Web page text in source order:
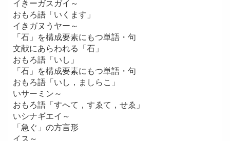
イきーガスガイ～
おもろ語「いくます」
イきガヌうヤー～
「石」を構成要素にもつ単語・句
文献にあらわれる「石」
おもろ語「いし」
「石」を構成要素にもつ単語・句
おもろ語「いし，ましらこ」
いサーミン～
おもろ語「すへて，すゑて，せゑ」
いシナギエイ～
「急ぐ」の方言形
イス～